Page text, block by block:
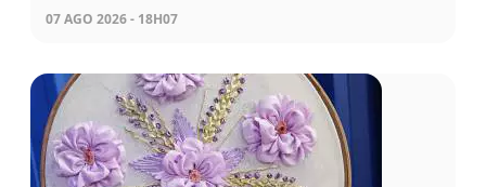
07 AGO 2026 - 18H07